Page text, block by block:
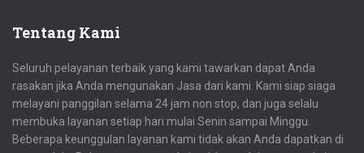
Tentang Kami
Seluruh pelayanan terbaik yang kami tawarkan dapat Anda
rasakan jika Anda mengunakan Jasa dari kami. Kami siap siaga
melayani panggilan selama 24 jam non stop, dan juga selalu
membuka layanan setiap hari mulai Senin sampai Minggu.
Beberapa keunggulan layanan kami tidak akan Anda dapatkan di